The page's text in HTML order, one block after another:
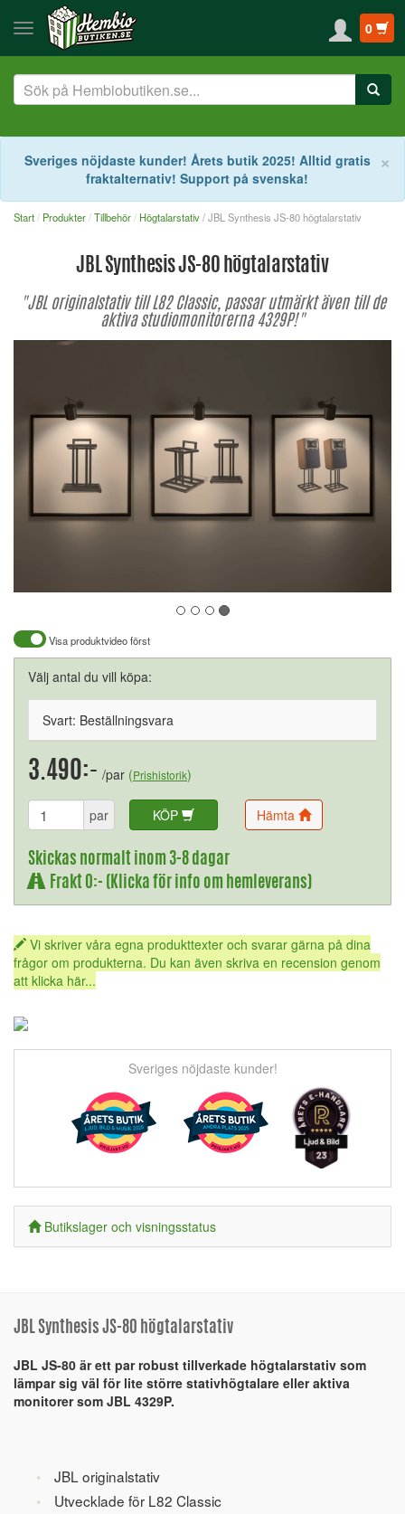
0
×
Sveriges nöjdaste kunder! Årets butik 2025! Alltid gratis
fraktalternativ! Support på svenska!
Start Produkter Tillbehör Högtalarstativ/ JBL Synthesis JS-80 högtalarstativ
JBL Synthesis JS-80 högtalarstativ
"JBL originalstativ till L82 Classic, passar utmärkt även till de
aktiva studiomonitorerna 4329P!"
Visa produktvideo först
Välj antal du vill köpa:
Svart: Beställningsvara
3.490:- /par (Prishistorik)
par KÖP Hämta
Skickas normalt inom 3-8 dagar
Frakt 0:- (Klicka för info om hemleverans)
Vi skriver våra egna produkttexter och svarar gärna på dina
frågor om produkterna. Du kan även skriva en recension genom
att klicka här...
Sveriges nöjdaste kunder!
Butikslager och visningsstatus
JBL Synthesis JS-80 högtalarstativ
JBL JS-80 är ett par robust tillverkade högtalarstativ som
lämpar sig väl för lite större stativhögtalare eller aktiva
monitorer som JBL 4329P.
JBL originalstativ
Utvecklade för L82 Classic